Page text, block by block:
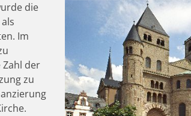
die
Im
Zahl der
zu